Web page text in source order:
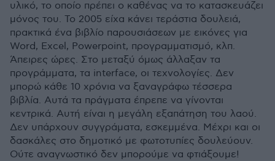
υλικό, το οποίο πρέπει ο καθένας να το κατασκευάζει
μόνος του. Το 2005 είχα κάνει τεράστια δουλειά,
πρακτικά ένα βιβλίο παρουσιάσεων με εικόνες για
Word, Excel, Powerpoint, προγραμματισμό, κλπ.
Άπειρες ώρες. Στο μεταξύ όμως άλλαξαν τα
προγράμματα, τα interface, οι τεχνολογίες. Δεν
μπορώ κάθε 10 χρόνια να ξαναγράφω τέσσερα
βιβλία. Αυτά τα πράγματα έπρεπε να γίνονται
κεντρικά. Αυτή είναι η μεγάλη εξαπάτηση του λαού.
Δεν υπάρχουν συγγράματα, εσκεμμένα. Μέχρι και οι
δασκάλες στο δημοτικό με φωτοτυπίες δουλεύουν.
Ούτε αναγνωστικό δεν μπορούμε να φτιάξουμε!